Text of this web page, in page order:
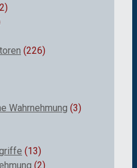
(226)
Wahrnehmung (3)
(13)
(2)